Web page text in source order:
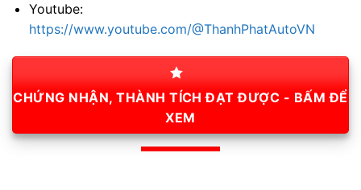
Youtube:
https://www.youtube.com/@ThanhPhatAutoVN
CHỨNG NHẬN, THÀNH TÍCH ĐẠT ĐƯỢC - BẤM ĐỂ
XEM